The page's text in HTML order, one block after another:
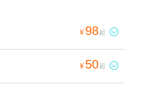
¥ 98起 
¥ 50起 